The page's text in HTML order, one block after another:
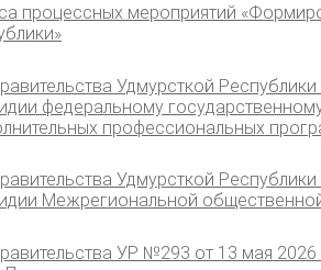
процессных мероприятий
Удмурсткой
федеральному
профессиональных
Удмурсткой
Межрегиональной
УР №293 от 13 мая